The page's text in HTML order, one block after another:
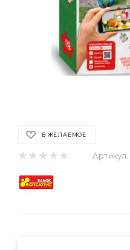
В ЖЕЛАЕМОЕ
Артикул: